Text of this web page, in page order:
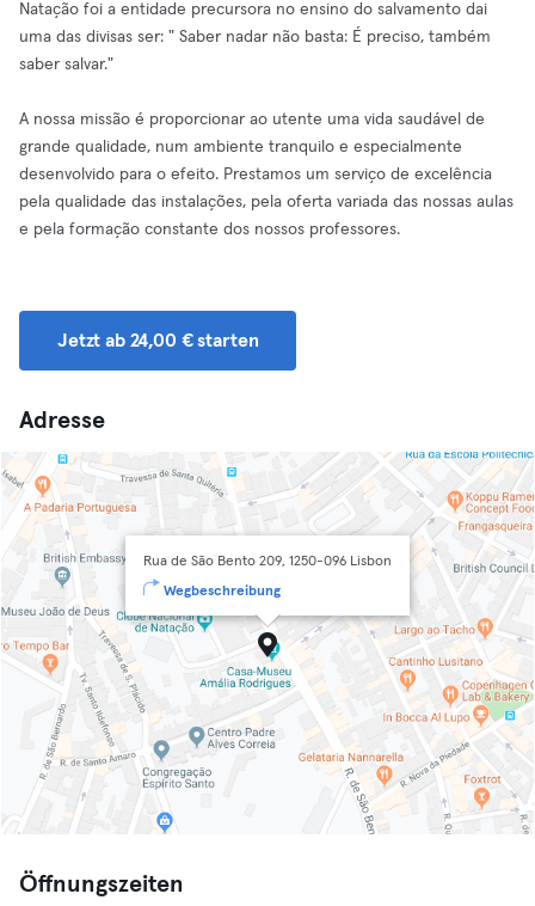
Natação foi a entidade precursora no ensino do salvamento dai
uma das divisas ser: " Saber nadar não basta: É preciso, também
saber salvar."
A nossa missão é proporcionar ao utente uma vida saudável de
grande qualidade, num ambiente tranquilo e especialmente
desenvolvido para o efeito. Prestamos um serviço de excelência
pela qualidade das instalações, pela oferta variada das nossas aulas
e pela formação constante dos nossos professores.
Jetzt ab 24,00 € starten
Adresse
Rua de São Bento 209, 1250-096 Lisbon
Wegbeschreibung
Öffnungszeiten